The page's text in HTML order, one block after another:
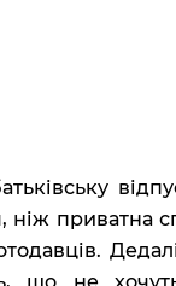
ніж приватна